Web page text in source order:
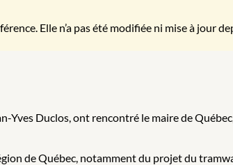
Elle n’a pas été modifiée ni mise à jour
Yves Duclos, ont rencontré le maire de
de Québec, notamment du projet du